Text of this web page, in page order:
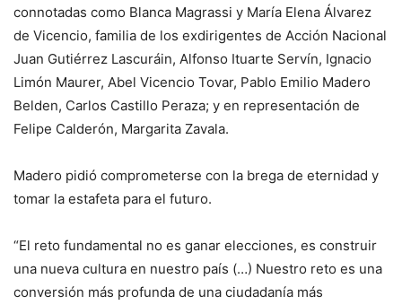
connotadas como Blanca Magrassi y María Elena Álvarez
de Vicencio, familia de los exdirigentes de Acción Nacional
Juan Gutiérrez Lascuráin, Alfonso Ituarte Servín, Ignacio
Limón Maurer, Abel Vicencio Tovar, Pablo Emilio Madero
Belden, Carlos Castillo Peraza; y en representación de
Felipe Calderón, Margarita Zavala.
Madero pidió comprometerse con la brega de eternidad y
tomar la estafeta para el futuro.
“El reto fundamental no es ganar elecciones, es construir
una nueva cultura en nuestro país (…) Nuestro reto es una
conversión más profunda de una ciudadanía más